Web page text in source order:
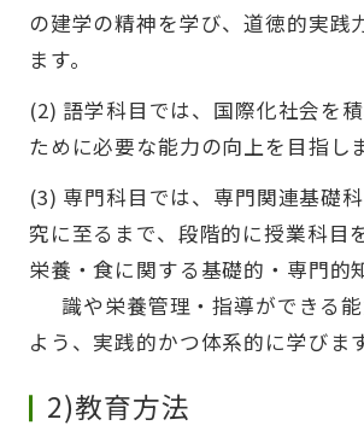
の建学の精神を学び、道徳的実践
ます。
(2) 語学科目では、国際化社会を
ために必要な能力の向上を目指しま
(3) 専門科目では、専門関連基礎
究に至るまで、段階的に授業科目
栄養・食に関する基礎的・専門的
識や栄養管理・指導ができる能
よう、実践的かつ体系的に学びます
2)教育方法